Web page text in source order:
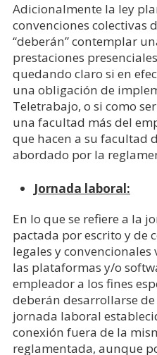
Adicionalmente la ley
convenciones colectivas
“deberán” contemplar
prestaciones
quedando claro si en
una obligación de
Teletrabajo, o si como
una facultad más del
que hacen a su facultad
abordado por la
Jornada laboral:
En lo que se refiere a la
pactada por escrito y de
legales y convencionales
las plataformas y/o
empleador a los fines
deberán desarrollarse
jornada laboral
conexión fuera de la
reglamentada, aunque